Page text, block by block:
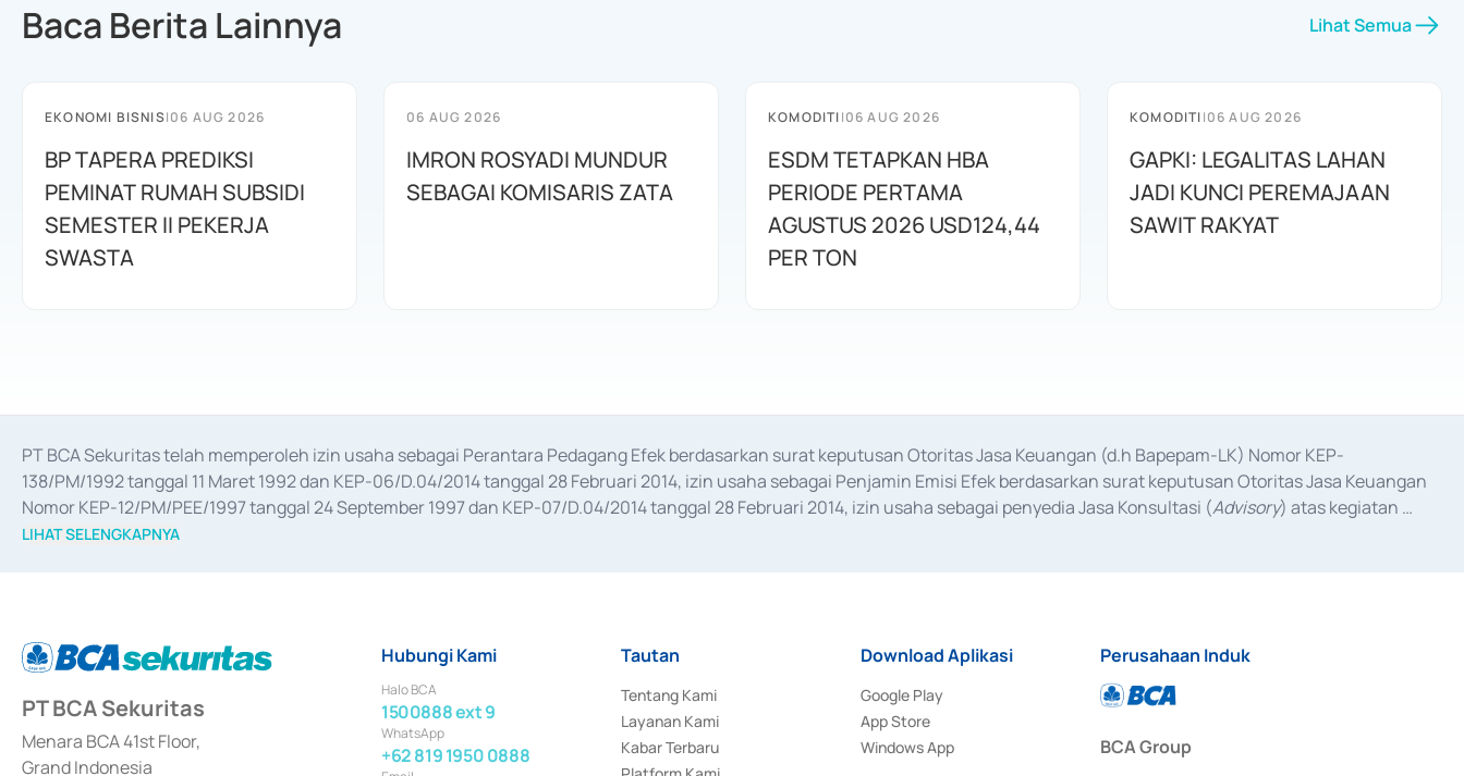
Baca Berita Lainnya Lihat Semua
EKONOMI BISNIS|06 AUG 2026
BP TAPERA PREDIKSI
PEMINAT RUMAH SUBSIDI
SEMESTER II PEKERJA
SWASTA
06 AUG 2026
IMRON ROSYADI MUNDUR
SEBAGAI KOMISARIS ZATA
KOMODITI|06 AUG 2026
ESDM TETAPKAN HBA
PERIODE PERTAMA
AGUSTUS 2026 USD124,44
PER TON
KOMODITI|06 AUG 2026
GAPKI: LEGALITAS LAHAN
JADI KUNCI PEREMAJAAN
SAWIT RAKYAT
PT BCA Sekuritas telah memperoleh izin usaha sebagai Perantara Pedagang Efek berdasarkan surat keputusan Otoritas Jasa Keuangan (d.h Bapepam-LK) Nomor KEP-
138/PM/1992 tanggal 11 Maret 1992 dan KEP-06/D.04/2014 tanggal 28 Februari 2014, izin usaha sebagai Penjamin Emisi Efek berdasarkan surat keputusan Otoritas Jasa Keuangan
Nomor KEP-12/PM/PEE/1997 tanggal 24 September 1997 dan KEP-07/D.04/2014 tanggal 28 Februari 2014, izin usaha sebagai penyedia Jasa Konsultasi (Advisory) atas kegiatan
merger, akuisisi, divestasi, dan
LIHAT SELENGKAPNYA
PT BCA Sekuritas
Menara BCA 41st Floor,
Grand Indonesia
Hubungi Kami
Halo BCA
1500888 ext 9
WhatsApp
+62 819 1950 0888
Tautan
Tentang Kami
Layanan Kami
Kabar Terbaru
Download Aplikasi
Google Play
App Store
Windows App
Perusahaan Induk
BCA Group